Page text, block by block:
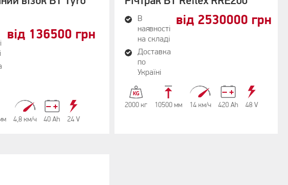
від 136500 грн
4,8 км/ч 40 Аh 24 V
В
наявності
на складі
Доставка
по
Україні
від 2530000 грн
2000 кг 10500 мм 14 км/ч 420 Аh 48 V